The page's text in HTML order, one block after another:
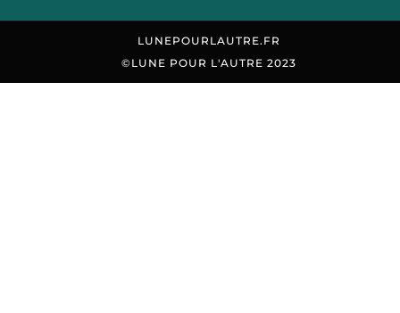
LUNEPOURLAUTRE.FR
©LUNE POUR L'AUTRE 2023